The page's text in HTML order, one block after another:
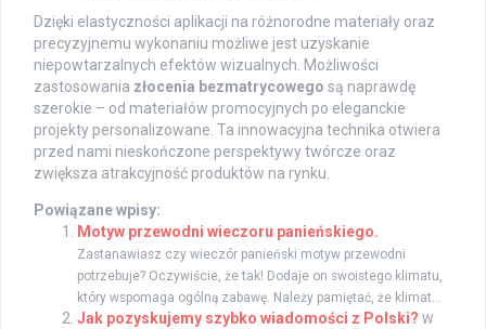
Dzięki elastyczności aplikacji na różnorodne materiały oraz
precyzyjnemu wykonaniu możliwe jest uzyskanie
niepowtarzalnych efektów wizualnych. Możliwości
zastosowania złocenia bezmatrycowego są naprawdę
szerokie – od materiałów promocyjnych po eleganckie
projekty personalizowane. Ta innowacyjna technika otwiera
przed nami nieskończone perspektywy twórcze oraz
zwiększa atrakcyjność produktów na rynku.
Powiązane wpisy:
Motyw przewodni wieczoru panieńskiego.
Zastanawiasz czy wieczór panieński motyw przewodni
potrzebuje? Oczywiście, że tak! Dodaje on swoistego klimatu,
który wspomaga ogólną zabawę. Należy pamiętać, że klimat...
Jak pozyskujemy szybko wiadomości z Polski? W